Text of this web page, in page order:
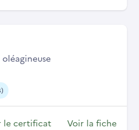
le certificat Voir la fiche